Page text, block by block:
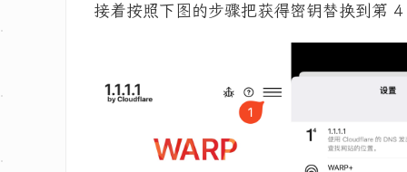
接着按照下图的步骤把获得密钥替换到第